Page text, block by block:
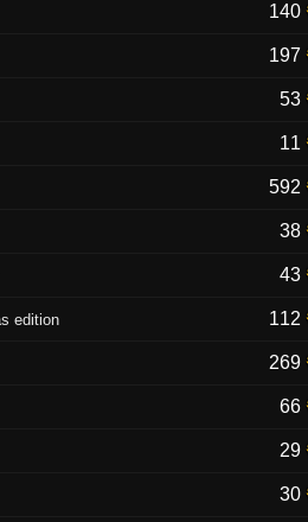
140
197
53
11
592
38
43
edition 112
269
66
29
30